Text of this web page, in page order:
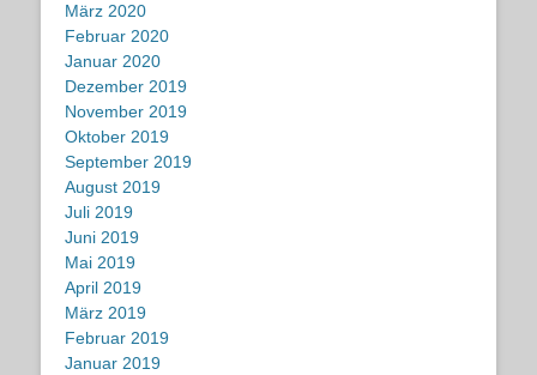
März 2020
Februar 2020
Januar 2020
Dezember 2019
November 2019
Oktober 2019
September 2019
August 2019
Juli 2019
Juni 2019
Mai 2019
April 2019
März 2019
Februar 2019
Januar 2019